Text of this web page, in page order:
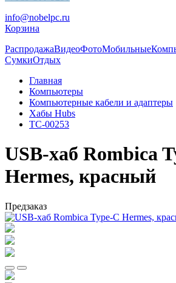
info@nobelpc.ru
Корзина
РаспродажаВидеоФотоМобильные
СумкиОтдых
Главная
Компьютеры
Компьютерные кабели и адаптеры
Хабы Hubs
TC-00253
USB-хаб Rombica
Hermes, красный
Предзаказ